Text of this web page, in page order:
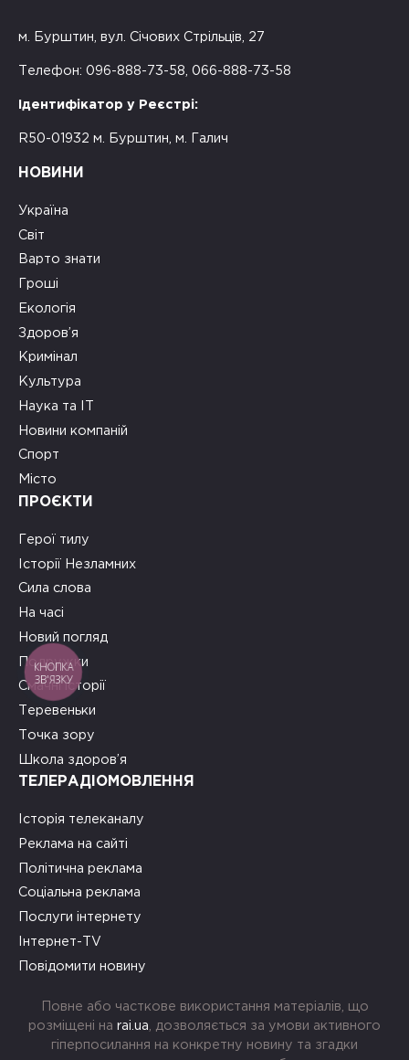
м. Бурштин, вул. Січових Стрільців, 27
Телефон: 096-888-73-58, 066-888-73-58
Ідентифікатор у Реєстрі:
R50-01932 м. Бурштин, м. Галич
НОВИНИ
Україна
Світ
Варто знати
Гроші
Екологія
Здоров’я
Кримінал
Культура
Наука та ІТ
Новини компаній
Спорт
Місто
ПРОЄКТИ
Герої тилу
Історії Незламних
Сила слова
На часі
Новий погляд
Подружки
Смачні історії
Теревеньки
Точка зору
Школа здоров’я
ТЕЛЕРАДІОМОВЛЕННЯ
Історія телеканалу
Реклама на сайті
Політична реклама
Соціальна реклама
Послуги інтернету
Інтернет-TV
Повідомити новину
Повне або часткове використання матеріалів, що
розміщені на rai.ua , дозволяється за умови активного
гіперпосилання на конкретну новину та згадки
КНОПКА
ЗВ'ЯЗКУ